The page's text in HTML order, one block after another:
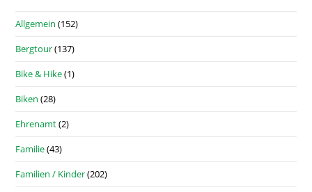
Allgemein (152)
Bergtour(137)
Bike & Hike(1)
Biken (28)
Ehrenamt(2)
Familie(43)
Familien / Kinder(202)